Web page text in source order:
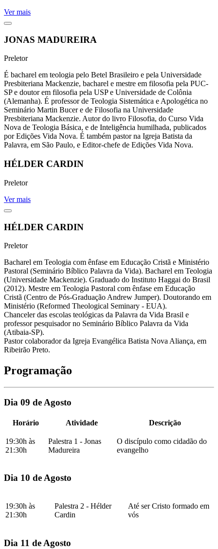
Ver mais
JONAS MADUREIRA
Preletor
É bacharel em teologia pelo Betel Brasileiro e pela Universidade
Presbiteriana Mackenzie, bacharel e mestre em filosofia pela PUC-
SP e doutor em filosofia pela USP e Universidade de Colônia
(Alemanha). É professor de Teologia Sistemática e Apologética no
Seminário Martin Bucer e de Filosofia na Universidade
Presbiteriana Mackenzie. Autor do livro Filosofia, do Curso Vida
Nova de Teologia Básica, e de Inteligência humilhada, publicados
por Edições Vida Nova. É também pastor na Igreja Batista da
Palavra, em São Paulo, e Editor-chefe de Edições Vida Nova.
HÉLDER CARDIN
Preletor
Ver mais
HÉLDER CARDIN
Preletor
Bacharel em Teologia com ênfase em Educação Cristã e Ministério
Pastoral (Seminário Bíblico Palavra da Vida). Bacharel em Teologia
(Universidade Mackenzie). Graduado do Instituto Haggai do Brasil
(2012). Mestre em Teologia Pastoral com ênfase em Educação
Cristã (Centro de Pós-Graduação Andrew Jumper). Doutorando em
Ministério (Reformed Theological Seminary - EUA).
Chanceler das escolas teológicas da Palavra da Vida Brasil e
professor pesquisador no Seminário Bíblico Palavra da Vida
(Atibaia-SP).
Pastor colaborador da Igreja Evangélica Batista Nova Aliança, em
Ribeirão Preto.
Programação
Dia 09 de Agosto
Horário Atividade Descrição
19:30h às
21:30h
Palestra 1 - Jonas
Madureira
O discípulo como cidadão do
evangelho
Dia 10 de Agosto
19:30h às
21:30h
Palestra 2 - Hélder
Cardin
Até ser Cristo formado em
vós
Dia 11 de Agosto